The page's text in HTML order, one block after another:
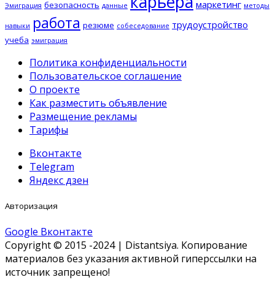
Эмиграция безопасность данные маркетинг методы
навыки работа резюме собеседование трудоустройство
учеба эмиграция
Политика конфиденциальности
Пользовательское соглашение
О проекте
Как разместить объявление
Размещение рекламы
Тарифы
Вконтакте
Telegram
Яндекс дзен
Авторизация
Google Вконтакте
Copyright © 2015 -2024 | Distantsiya. Копирование
материалов без указания активной гиперссылки на
источник запрещено!